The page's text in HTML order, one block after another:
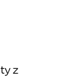
z